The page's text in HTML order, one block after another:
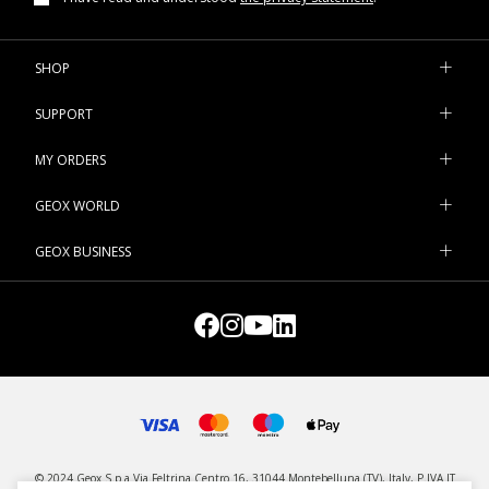
SHOP
SUPPORT
MY ORDERS
GEOX WORLD
GEOX BUSINESS
© 2024 Geox S.p.a Via Feltrina Centro 16, 31044 Montebelluna (TV), Italy, P.IVA IT